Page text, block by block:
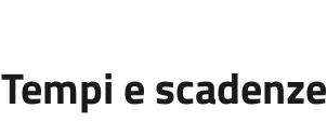
Tempi e scadenze